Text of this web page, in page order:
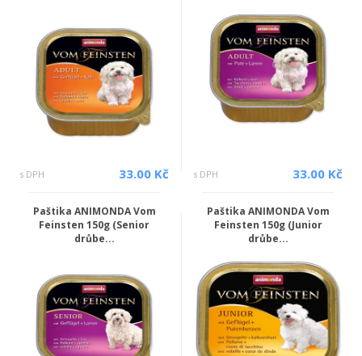
s DPH 33.00 Kč s DPH 33.00 Kč
Paštika ANIMONDA Vom
Feinsten 150g (Senior
drůbe...
Paštika ANIMONDA Vom
Feinsten 150g (Junior
drůbe...